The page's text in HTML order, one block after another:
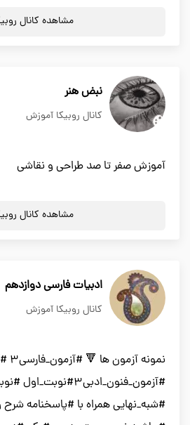
مشاهده کانال
نبض هنر
کانال روبیکا آموزش
آموزش صفر تا صد طراحی و نقاشی
مشاهده کانال
ادبیات فارسی دوازدهم
کانال روبیکا آموزش
#شبه_نهایی همراه با #پاسخنامه